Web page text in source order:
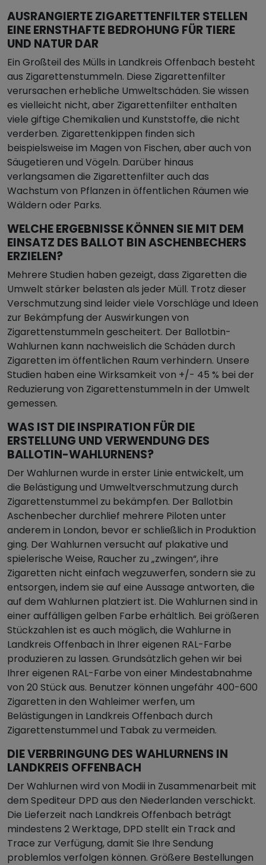
AUSRANGIERTE ZIGARETTENFILTER STELLEN
EINE ERNSTHAFTE BEDROHUNG FÜR TIERE
UND NATUR DAR
Ein Großteil des Mülls in Landkreis Offenbach besteht
aus Zigarettenstummeln. Diese Zigarettenfilter
verursachen erhebliche Umweltschäden. Sie wissen
es vielleicht nicht, aber Zigarettenfilter enthalten
viele giftige Chemikalien und Kunststoffe, die nicht
verderben. Zigarettenkippen finden sich
beispielsweise im Magen von Fischen, aber auch von
Säugetieren und Vögeln. Darüber hinaus
verlangsamen die Zigarettenfilter auch das
Wachstum von Pflanzen in öffentlichen Räumen wie
Wäldern oder Parks.
WELCHE ERGEBNISSE KÖNNEN SIE MIT DEM
EINSATZ DES BALLOT BIN ASCHENBECHERS
ERZIELEN?
Mehrere Studien haben gezeigt, dass Zigaretten die
Umwelt stärker belasten als jeder Müll. Trotz dieser
Verschmutzung sind leider viele Vorschläge und Ideen
zur Bekämpfung der Auswirkungen von
Zigarettenstummeln gescheitert. Der Ballotbin-
Wahlurnen kann nachweislich die Schäden durch
Zigaretten im öffentlichen Raum verhindern. Unsere
Studien haben eine Wirksamkeit von +/- 45 % bei der
Reduzierung von Zigarettenstummeln in der Umwelt
gemessen.
WAS IST DIE INSPIRATION FÜR DIE
ERSTELLUNG UND VERWENDUNG DES
BALLOTIN-WAHLURNENS?
Der Wahlurnen wurde in erster Linie entwickelt, um
die Belästigung und Umweltverschmutzung durch
Zigarettenstummel zu bekämpfen. Der Ballotbin
Aschenbecher durchlief mehrere Piloten unter
anderem in London, bevor er schließlich in Produktion
ging. Der Wahlurnen versucht auf plakative und
spielerische Weise, Raucher zu „zwingen“, ihre
Zigaretten nicht einfach wegzuwerfen, sondern sie zu
entsorgen, indem sie auf eine Aussage antworten, die
auf dem Wahlurnen platziert ist. Die Wahlurnen sind in
einer auffälligen gelben Farbe erhältlich. Bei größeren
Stückzahlen ist es auch möglich, die Wahlurne in
Landkreis Offenbach in Ihrer eigenen RAL-Farbe
produzieren zu lassen. Grundsätzlich gehen wir bei
Ihrer eigenen RAL-Farbe von einer Mindestabnahme
von 20 Stück aus. Benutzer können ungefähr 400-600
Zigaretten in den Wahleimer werfen, um
Belästigungen in Landkreis Offenbach durch
Zigarettenstummel und Tabak zu vermeiden.
DIE VERBRINGUNG DES WAHLURNENS IN
LANDKREIS OFFENBACH
Der Wahlurnen wird von Modii in Zusammenarbeit mit
dem Spediteur DPD aus den Niederlanden verschickt.
Die Lieferzeit nach Landkreis Offenbach beträgt
mindestens 2 Werktage, DPD stellt ein Track and
Trace zur Verfügung, damit Sie Ihre Sendung
problemlos verfolgen können. Größere Bestellungen